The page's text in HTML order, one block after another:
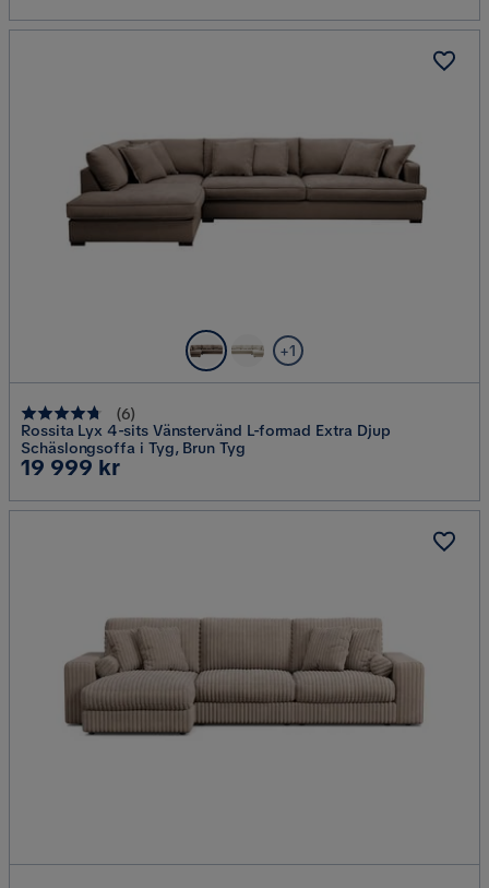
+1
(6)
Rossita Lyx 4-sits Vänstervänd L-formad Extra Djup
Schäslongsoffa i Tyg, Brun Tyg
Pris
19 999 kr